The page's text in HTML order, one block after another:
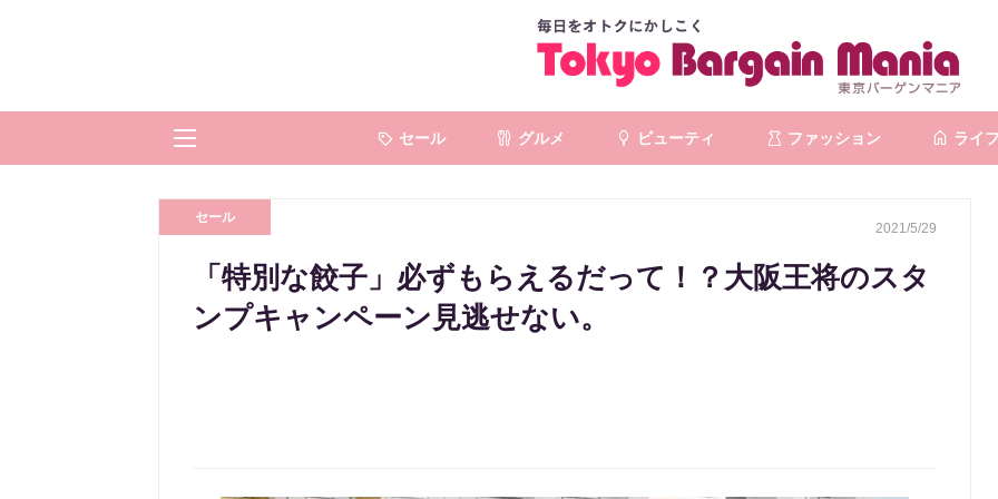
セール グルメ ビューティ ファッション ライフ
セール
2021/5/29
「特別な餃子」必ずもらえるだって！？大阪王将のスタ
ンプキャンペーン見逃せない。